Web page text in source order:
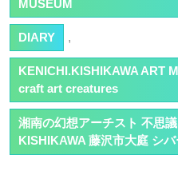
MUSEUM
DIARY ,
KENICHI.KISHIKAWA ART
craft art creatures
湘南の幻想アーチスト 不思
KISHIKAWA 藤沢市大庭 シ